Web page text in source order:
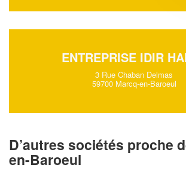
ENTREPRISE IDIR
3 Rue Chaban Delmas
59700 Marcq-en-Baroeul
D’autres sociétés proche
en-Baroeul